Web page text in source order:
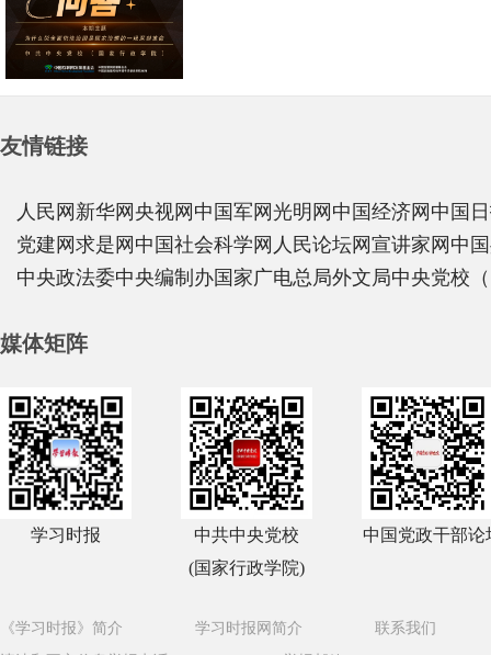
友情链接
人民网 新华网 央视网 中国军网 光明网 中国经济网 中国
党建网 求是网 中国社会科学网 人民论坛网 宣讲家网 中
中央政法委中央编制办国家广电总局外文局中央党校
媒体矩阵
学习时报
中共中央党校
(国家行政学院)
中国党政干部论
《学习时报》简介 学习时报网简介
联系我们